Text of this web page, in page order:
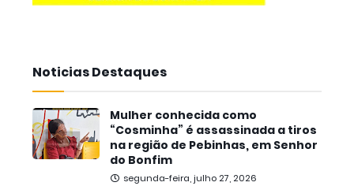
Noticias Destaques
Mulher conhecida como
“Cosminha” é assassinada a tiros
na região de Pebinhas, em Senhor
do Bonfim
segunda-feira, julho 27, 2026